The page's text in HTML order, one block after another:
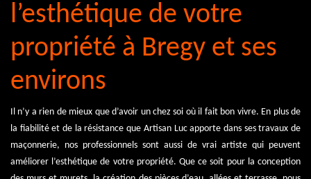
l’esthétique de votre
propriété à Bregy et ses
environs
Il n’y a rien de mieux que d’avoir un chez soi où il fait bon vivre. En plus de
la fiabilité et de la résistance que Artisan Luc apporte dans ses travaux de
maçonnerie, nos professionnels sont aussi de vrai artiste qui peuvent
améliorer l’esthétique de votre propriété. Que ce soit pour la conception